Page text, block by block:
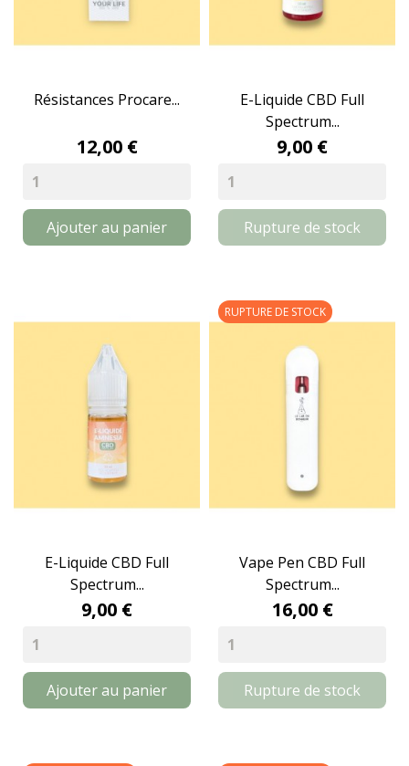
Résistances Procare...
12,00 €
Ajouter au panier
E-Liquide CBD Full
Spectrum...
9,00 €
Rupture de stock
E-Liquide CBD Full
Spectrum...
9,00 €
Ajouter au panier
Vape Pen CBD Full
Spectrum...
16,00 €
Rupture de stock
RUPTURE DE STOCK